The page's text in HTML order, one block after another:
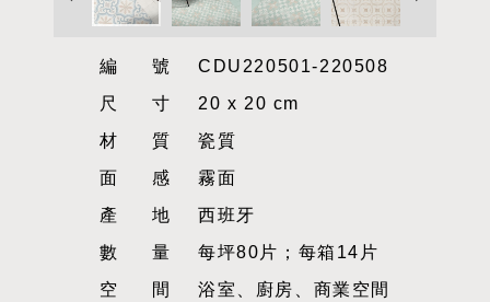
編號CDU220501-220508
尺寸20 x 20 cm
材質瓷質
面感霧面
產地西班牙
數量每坪80片；每箱14片
空間浴室、廚房、商業空間